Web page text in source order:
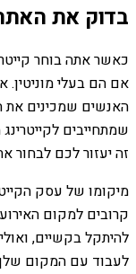
בדוק את
כאשר אתה בוחר
אם הם בעלי
האנשים שמכינים את
שמתחייבים
זה יעזור לכם לבחור
מיקומו של עסק
קרובים למקום
להיתקל בקשיים,
לעבוד עם המקום